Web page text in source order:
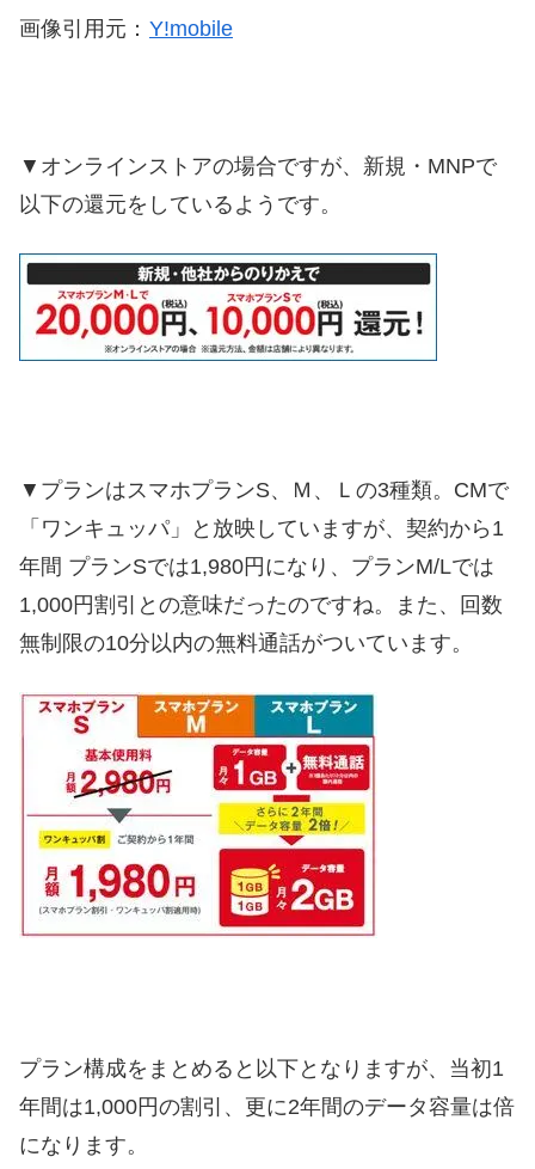
画像引用元： Y!mobile
▼オンラインストアの場合ですが、新規・MNPで
以下の還元をしているようです。
▼プランはスマホプランS、Ｍ、Ｌの3種類。CMで
「ワンキュッパ」と放映していますが、契約から1
年間 プランSでは1,980円になり、プランM/Lでは
1,000円割引との意味だったのですね。また、回数
無制限の10分以内の無料通話がついています。
プラン構成をまとめると以下となりますが、当初1
年間は1,000円の割引、更に2年間のデータ容量は倍
になります。